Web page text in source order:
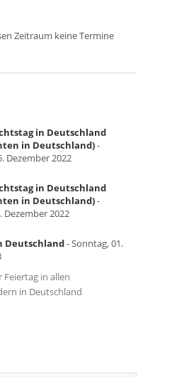
Zeitraum keine Termine
in Deutschland
in Deutschland)-
Dezember 2022
in Deutschland
in Deutschland)-
Dezember 2022
Deutschland- Sonntag, 01.
Feiertag in allen
in Deutschland